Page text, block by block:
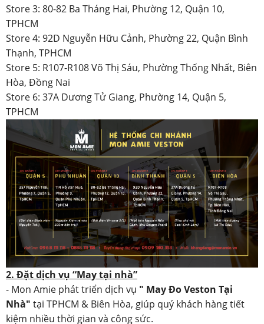
Store 3: 80-82 Ba Tháng Hai, Phường 12, Quận 10,
TPHCM
Store 4: 92D Nguyễn Hữu Cảnh, Phường 22, Quận Bình
Thạnh, TPHCM
Store 5: R107-R108 Võ Thị Sáu, Phường Thống Nhất, Biên
Hòa, Đồng Nai
Store 6: 37A Dương Tử Giang, Phường 14, Quận 5,
TPHCM
2. Đặt dịch vụ “May tại nhà”
- Mon Amie phát triển dịch vụ " May Đo Veston Tại
Nhà" tại TPHCM & Biên Hòa, giúp quý khách hàng tiết
kiệm nhiều thời gian và công sức.